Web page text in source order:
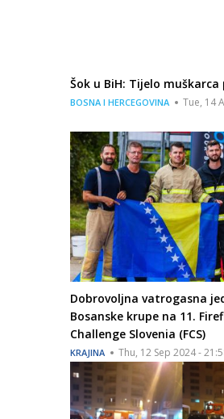
Šok u BiH: Tijelo
BOSNA I HERCEGOVINA Tue, 14
Dobrovoljna vatrogasna
Bosanske krupe na 11.
Challenge Slovenia (FCS)
KRAJINA Thu, 12 Sep 2024 -